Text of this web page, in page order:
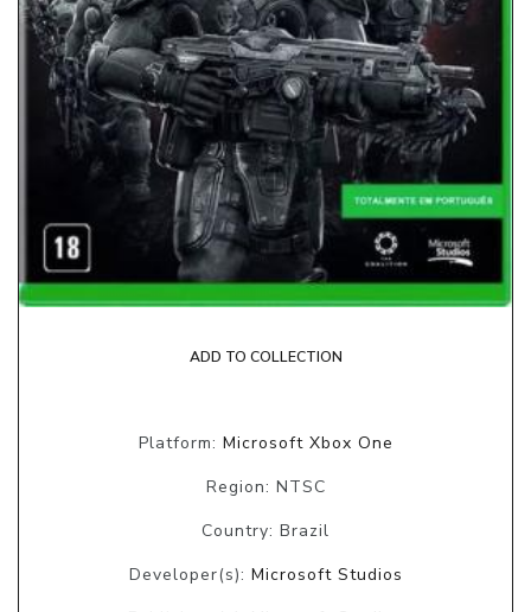
ADD TO COLLECTION
Platform: Microsoft Xbox One
Region: NTSC
Country: Brazil
Developer(s): Microsoft Studios